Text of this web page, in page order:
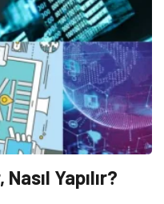
Yapılır?